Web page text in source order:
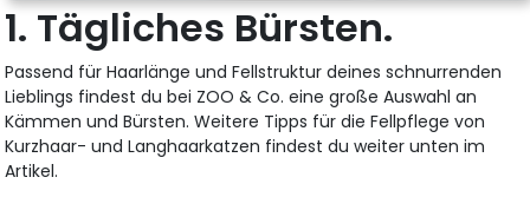
1. Tägliches Bürsten.
Passend für Haarlänge und Fellstruktur deines schnurrenden
Lieblings findest du bei ZOO & Co. eine große Auswahl an
Kämmen und Bürsten. Weitere Tipps für die Fellpflege von
Kurzhaar- und Langhaarkatzen findest du weiter unten im
Artikel.